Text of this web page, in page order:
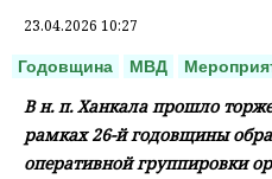
23.04.2026 10:27
Годовщина МВД
В н. п. Ханкала прошло
рамках 26-й годовщины
оперативной группировки